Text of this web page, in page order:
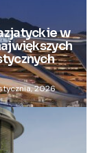
w
2026